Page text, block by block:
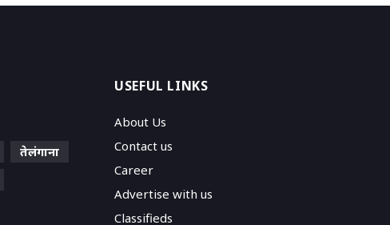
तेलंगाना
USEFUL LINKS
About Us
Contact us
Career
Advertise with us
Classifieds